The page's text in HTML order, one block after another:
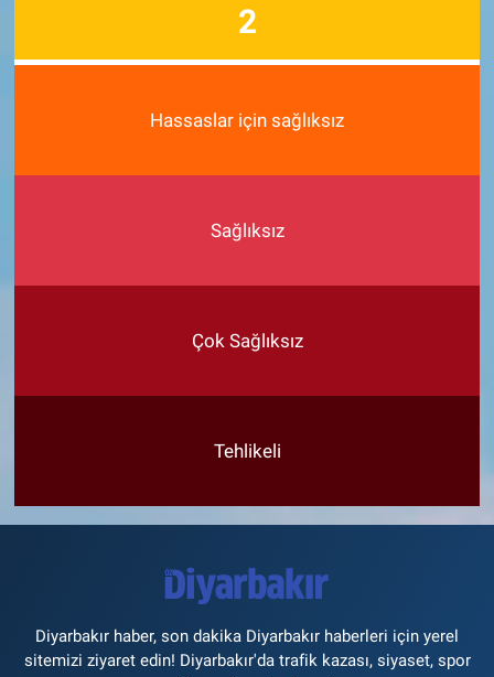
2
Hassaslar için sağlıksız
Sağlıksız
Çok Sağlıksız
Tehlikeli
Diyarbakır haber, son dakika Diyarbakır haberleri için yerel
sitemizi ziyaret edin! Diyarbakır'da trafik kazası, siyaset, spor